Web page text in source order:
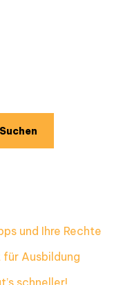
Suchen
und Ihre Rechte
Ausbildung
schneller!